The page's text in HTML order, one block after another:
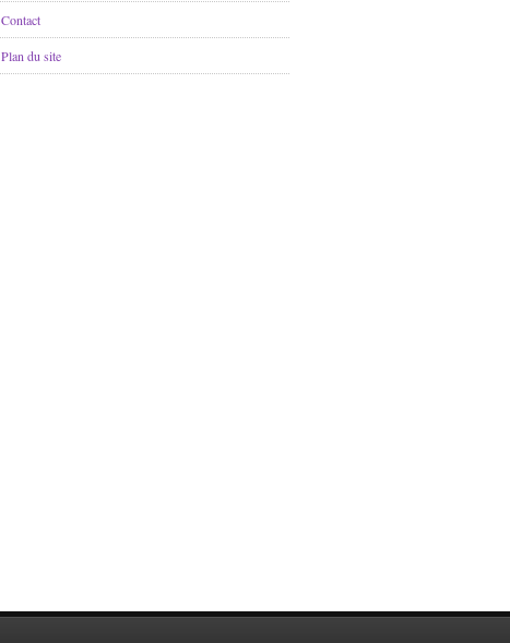
Contact
Plan du site